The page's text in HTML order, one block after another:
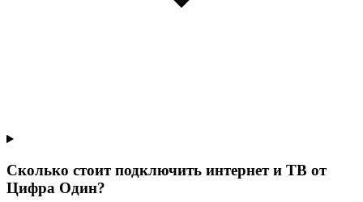
Сколько стоит подключить интернет и ТВ от
Цифра Один?